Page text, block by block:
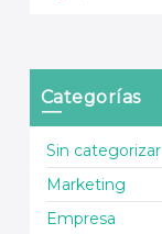
Categorías
Sin categorizar
Marketing
Empresa